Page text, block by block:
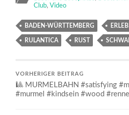
Club,Video
BADEN-WÜRTTEMBERG
RULANTICA RUST
VORHERIGER BEITRAG
🎱 MURMELBAHN #satisfying
#murmel #kindsein #wood